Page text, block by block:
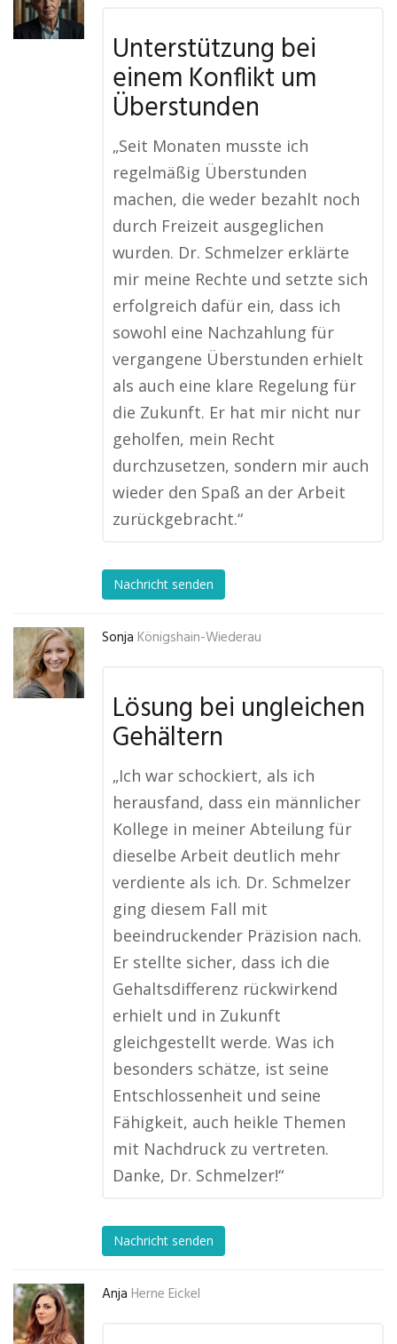
Unterstützung bei
einem Konflikt um
Überstunden
„Seit Monaten musste ich
regelmäßig Überstunden
machen, die weder bezahlt noch
durch Freizeit ausgeglichen
wurden. Dr. Schmelzer erklärte
mir meine Rechte und setzte sich
erfolgreich dafür ein, dass ich
sowohl eine Nachzahlung für
vergangene Überstunden erhielt
als auch eine klare Regelung für
die Zukunft. Er hat mir nicht nur
geholfen, mein Recht
durchzusetzen, sondern mir auch
wieder den Spaß an der Arbeit
zurückgebracht.“
Nachricht senden
Sonja Königshain-Wiederau
Lösung bei ungleichen
Gehältern
„Ich war schockiert, als ich
herausfand, dass ein männlicher
Kollege in meiner Abteilung für
dieselbe Arbeit deutlich mehr
verdiente als ich. Dr. Schmelzer
ging diesem Fall mit
beeindruckender Präzision nach.
Er stellte sicher, dass ich die
Gehaltsdifferenz rückwirkend
erhielt und in Zukunft
gleichgestellt werde. Was ich
besonders schätze, ist seine
Entschlossenheit und seine
Fähigkeit, auch heikle Themen
mit Nachdruck zu vertreten.
Danke, Dr. Schmelzer!“
Nachricht senden
Anja Herne Eickel